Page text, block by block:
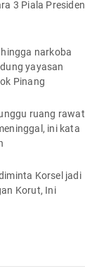
3 Piala Presiden
narkoba
yayasan
Pinang
ruang rawat
ini kata
Korsel jadi
Korut, Ini